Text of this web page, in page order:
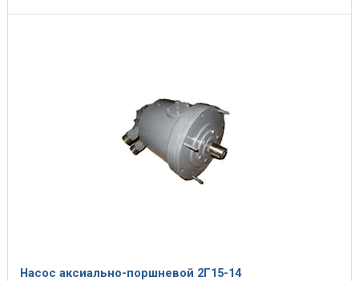
Насос аксиально-поршневой 2Г15-14